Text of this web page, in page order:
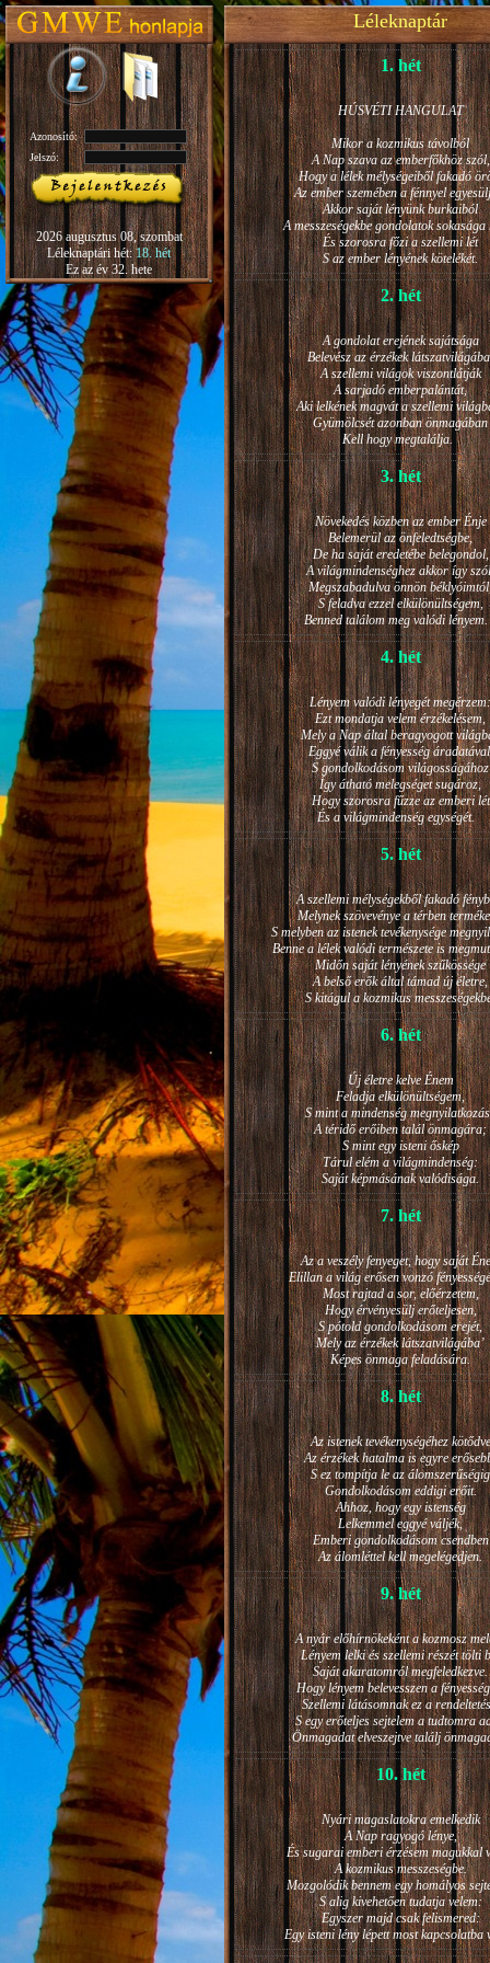
Azonosító:
Jelszó:
2026 augusztus 08, szombat
Léleknaptári hét:18. hét
Ez az év 32. hete
Léleknaptár
1. hét
HÚSVÉTI HANGULAT
Mikor a kozmikus távolból
A Nap szava az emberfőkhöz szól,
Hogy a lélek mélységeiből fakadó
Az ember szemében a fénnyel
Akkor saját lényünk burkaiból
A messzeségekbe gondolatok sokasága
És szorosra főzi a szellemi lét
S az ember lényének kötelékét.
2. hét
A gondolat erejének sajátsága
Belevész az érzékek
A szellemi világok viszontlátják
A sarjadó emberpalántát,
Aki lelkének magvát a szellemi
Gyümölcsét azonban önmagában
Kell hogy megtalálja.
3. hét
Növekedés közben az ember Énje
Belemerül az önfeledtségbe,
De ha saját eredetébe belegondol,
A világmindenséghez akkor így
Megszabadulva önnön
S feladva ezzel elkülönültségem,
Benned találom meg valódi
4. hét
Lényem valódi lényegét megérzem:
Ezt mondatja velem érzékelésem,
Mely a Nap által beragyogott
Eggyé válik a fényesség
S gondolkodásom világosságához
Így átható melegséget sugároz,
Hogy szorosra fűzze az emberi lét
És a világmindenség egységét.
5. hét
A szellemi mélységekből fakadó
Melynek szövevénye a térben
S melyben az istenek tevékenysége
Benne a lélek valódi természete is
Midőn saját lényének szűkössége
A belső erők által támad új életre,
S kitágul a kozmikus
6. hét
Új életre kelve Énem
Feladja elkülönültségem,
S mint a mindenség
A téridő erőiben talál önmagára;
S mint egy isteni őskép
Tárul elém a világmindenség:
Saját képmásának valódisága.
7. hét
Az a veszély fenyeget, hogy saját
Elillan a világ erősen vonzó
Most rajtad a sor, előérzetem,
Hogy érvényesülj erőteljesen,
S pótold gondolkodásom erejét,
Mely az érzékek látszatvilágába’
Képes önmaga feladására.
8. hét
Az istenek tevékenységéhez kötődve
Az érzékek hatalma is egyre
S ez tompítja le az álomszerűségig
Gondolkodásom eddigi erőit.
Ahhoz, hogy egy istenség
Lelkemmel eggyé váljék,
Emberi gondolkodásom csendben
Az álomléttel kell megelégedjen.
9. hét
A nyár előhírnökeként a kozmosz
Lényem lelki és szellemi részét tölti
Saját akaratomról megfeledkezve.
Hogy lényem belevesszen a
Szellemi látásomnak ez a
S egy erőteljes sejtelem a tudtomra
Önmagadat elveszejtve találj
10. hét
Nyári magaslatokra emelkedik
A Nap ragyogó lénye,
És sugarai emberi érzésem magukkal
A kozmikus messzeségbe.
Mozgolódik bennem egy homályos
S alig kivehetően tudatja velem:
Egyszer majd csak felismered:
Egy isteni lény lépett most kapcsolatba